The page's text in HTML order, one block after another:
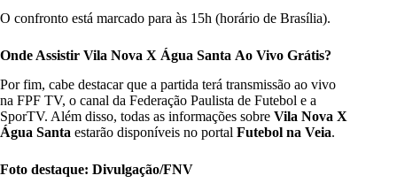
O confronto está marcado para às 15h (horário de Brasília).
Onde Assistir Vila Nova X Água Santa Ao Vivo Grátis?
Por fim, cabe destacar que a partida terá transmissão ao vivo
na FPF TV, o canal da Federação Paulista de Futebol e a
SporTV. Além disso, todas as informações sobre Vila Nova X
Água Santa estarão disponíveis no portal Futebol na Veia.
Foto destaque: Divulgação/FNV